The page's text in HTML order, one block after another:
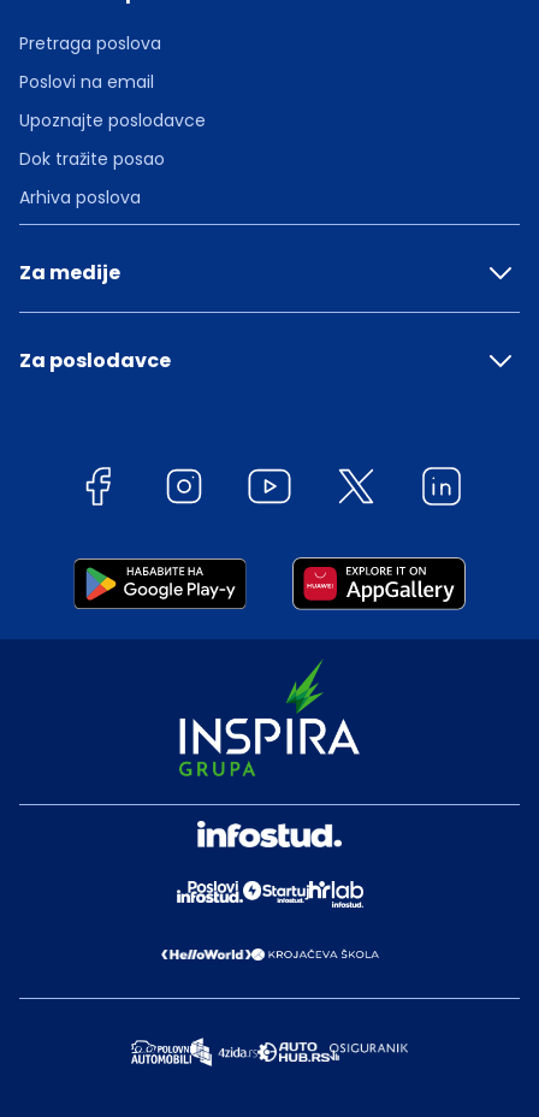
Pretraga poslova
Poslovi na email
Upoznajte poslodavce
Dok tražite posao
Arhiva poslova
Za medije
Za poslodavce